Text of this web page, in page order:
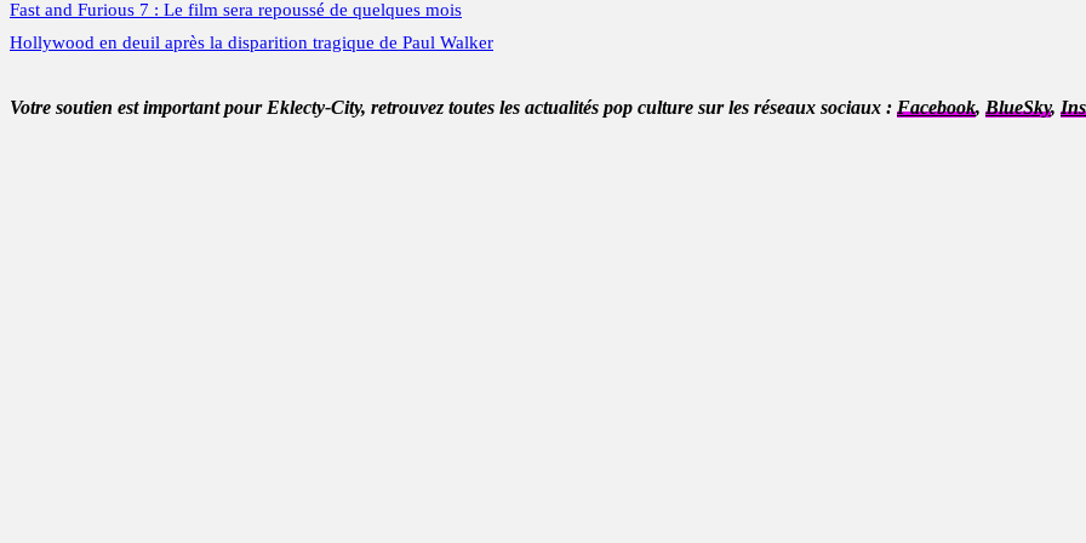
Fast and Furious 7 : Le film sera repoussé de quelques mois
Hollywood en deuil après la disparition tragique de Paul Walker
Votre soutien est important pour Eklecty-City, retrouvez toutes les actualités pop culture sur les réseaux sociaux : Facebook, BlueSky,